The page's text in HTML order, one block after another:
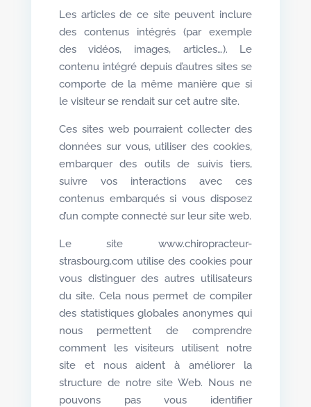
Les articles de ce site peuvent inclure
des contenus intégrés (par exemple
des vidéos, images, articles…). Le
contenu intégré depuis d’autres sites se
comporte de la même manière que si
le visiteur se rendait sur cet autre site.
Ces sites web pourraient collecter des
données sur vous, utiliser des cookies,
embarquer des outils de suivis tiers,
suivre vos interactions avec ces
contenus embarqués si vous disposez
d’un compte connecté sur leur site web.
Le site www.chiropracteur-
strasbourg.com utilise des cookies pour
vous distinguer des autres utilisateurs
du site. Cela nous permet de compiler
des statistiques globales anonymes qui
nous permettent de comprendre
comment les visiteurs utilisent notre
site et nous aident à améliorer la
structure de notre site Web. Nous ne
pouvons pas vous identifier